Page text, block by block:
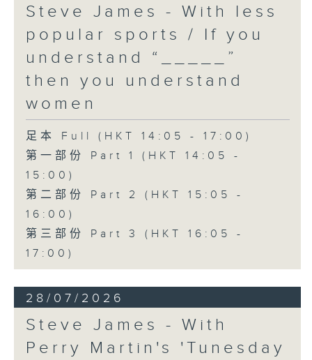
Steve James - With less
popular sports / If you
understand “_____”
then you understand
women
足本 Full (HKT 14:05 - 17:00)
第一部份 Part 1 (HKT 14:05 -
15:00)
第二部份 Part 2 (HKT 15:05 -
16:00)
第三部份 Part 3 (HKT 16:05 -
17:00)
28/07/2026
Steve James - With
Perry Martin's 'Tunesday